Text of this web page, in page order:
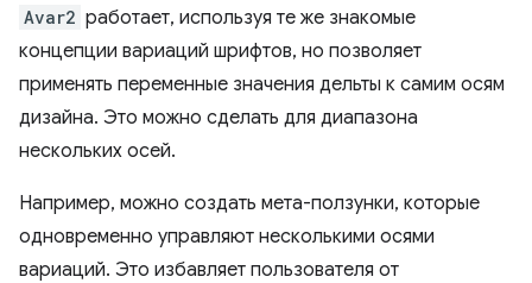
Avar2 работает, используя те же знакомые
концепции вариаций шрифтов, но позволяет
применять переменные значения дельты к самим осям
дизайна. Это можно сделать для диапазона
нескольких осей.
Например, можно создать мета-ползунки, которые
одновременно управляют несколькими осями
вариаций. Это избавляет пользователя от